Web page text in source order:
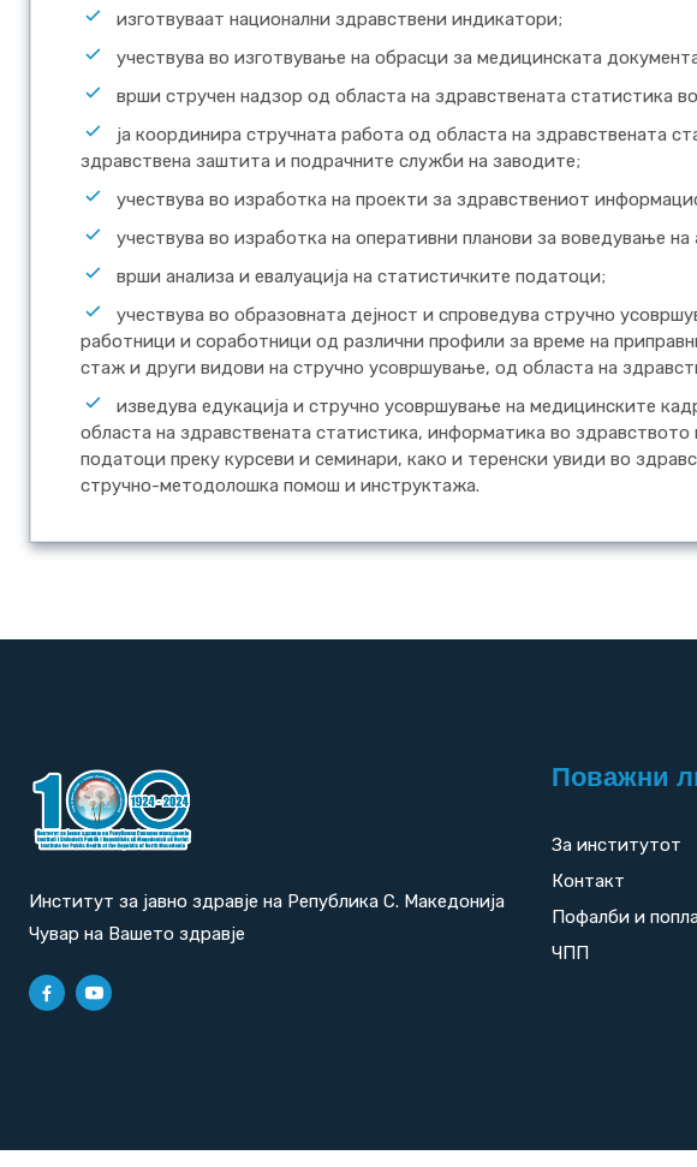
изготвуваат национални здравствени индикатори;
учествува во изготвување на обрасци за медицинската
врши стручен надзор од областа на здравствената статистика
ја координира стручната работа од областа на здравствената
здравствена заштита и подрачните служби на заводите;
учествува во изработка на проекти за здравствениот
учествува во изработка на оперативни планови за воведување
врши анализа и евалуација на статистичките податоци;
учествува во образовната дејност и спроведува стручно
работници и соработници од различни профили за време на
стаж и други видови на стручно усовршување, од областа на
изведува едукација и стручно усовршување на медицинските
областа на здравствената статистика, информатика во здравството
податоци преку курсеви и семинари, како и теренски увиди во
стручно-методолошка помош и инструктажа.
Институт за јавно здравје на Република С. Македонија
Чувар на Вашето здравје
Поважни
За институтот
Контакт
Пофалби и
ЧПП